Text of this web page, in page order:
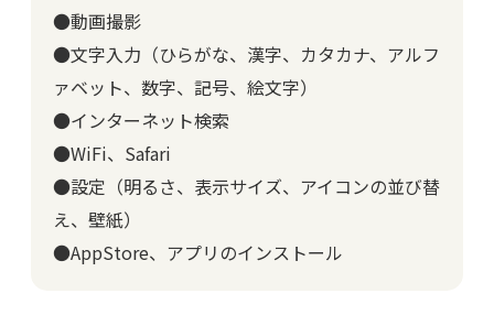
●動画撮影
●文字入力（ひらがな、漢字、カタカナ、アルフ
ァベット、数字、記号、絵文字）
●インターネット検索
●WiFi、Safari
●設定（明るさ、表示サイズ、アイコンの並び替
え、壁紙）
●AppStore、アプリのインストール